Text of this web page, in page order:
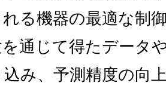
る機器の最適な制
通じて得たデータ
み、予測精度の向